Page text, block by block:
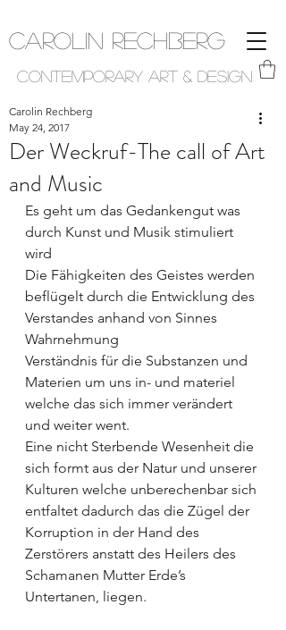
Carolin Rechberg
Contemporary Art & Design
Der Weckruf-The call of Art
and Music
Carolin Rechberg
May 24, 2017
Es geht um das Gedankengut was
durch Kunst und Musik stimuliert
wird
Die Fähigkeiten des Geistes werden
beflügelt durch die Entwicklung des
Verstandes anhand von Sinnes
Wahrnehmung
Verständnis für die Substanzen und
Materien um uns in- und materiel
welche das sich immer verändert
und weiter went.
Eine nicht Sterbende Wesenheit die
sich formt aus der Natur und unserer
Kulturen welche unberechenbar sich
entfaltet dadurch das die Zügel der
Korruption in der Hand des
Zerstörers anstatt des Heilers des
Schamanen Mutter Erde’s
Untertanen, liegen.